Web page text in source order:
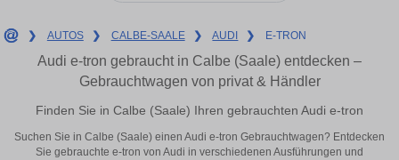
❯ AUTOS ❯ CALBE-SAALE ❯ AUDI ❯ E-TRON
Audi e-tron gebraucht in Calbe (Saale) entdecken –
Gebrauchtwagen von privat & Händler
Finden Sie in Calbe (Saale) Ihren gebrauchten Audi e-tron
Suchen Sie in Calbe (Saale) einen Audi e-tron Gebrauchtwagen? Entdecken
Sie gebrauchte e-tron von Audi in verschiedenen Ausführungen und